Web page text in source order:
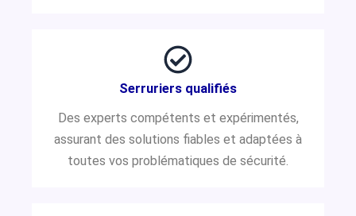
Serruriers qualifiés
Des experts compétents et expérimentés,
assurant des solutions fiables et adaptées à
toutes vos problématiques de sécurité.